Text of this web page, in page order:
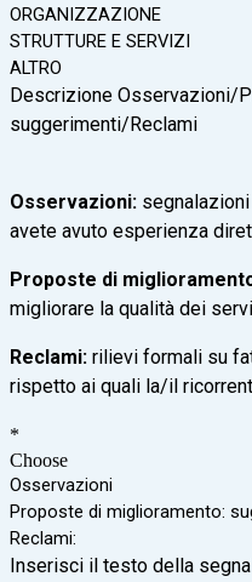
ORGANIZZAZIONE
STRUTTURE E SERVIZI
ALTRO
Descrizione Osservazioni/
suggerimenti/Reclami
Osservazioni:
avete avuto esperienza
Proposte di
migliorare la qualità dei
Reclami: rilievi formali su
rispetto ai quali la/il
*
Choose
Osservazioni
Proposte di miglioramento:
Reclami:
Inserisci il testo della